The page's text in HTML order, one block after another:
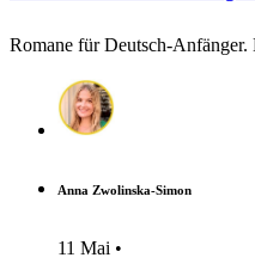
Romane für Deutsch-
Anna Zwolinska-Simon
11 Mai •